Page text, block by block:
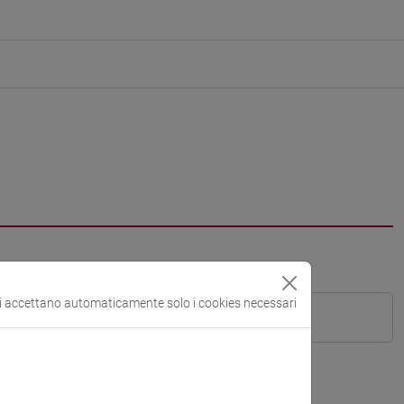
automaticamente solo i cookies necessari